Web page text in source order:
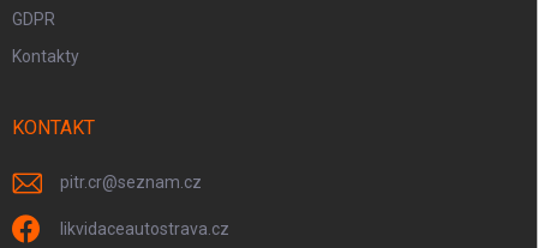
GDPR
Kontakty
KONTAKT
pitr.cr@seznam.cz
likvidaceautostrava.cz